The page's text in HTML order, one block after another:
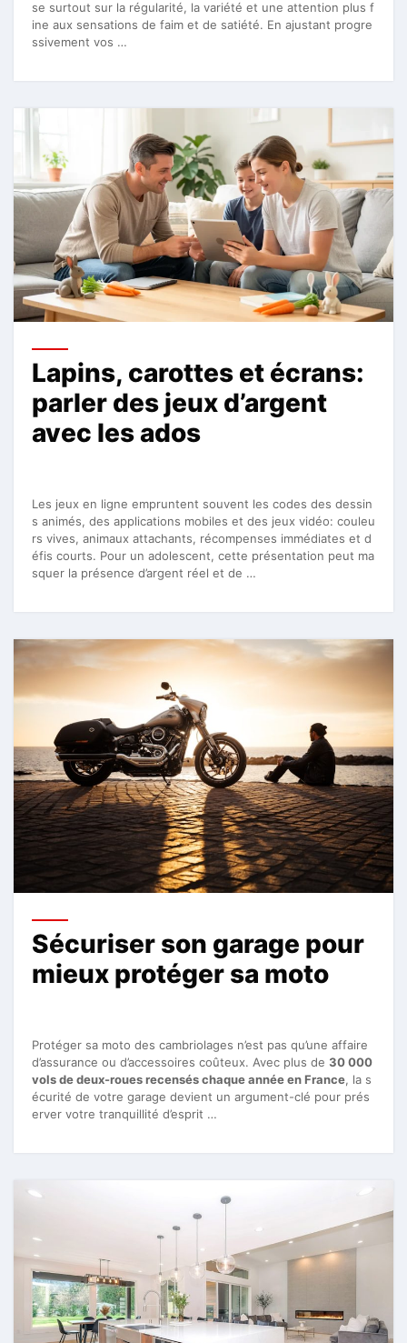
se surtout sur la régularité, la variété et une attention plus f
ine aux sensations de faim et de satiété. En ajustant progre
ssivement vos …
Lapins, carottes et écrans:
parler des jeux d’argent
avec les ados
Les jeux en ligne empruntent souvent les codes des dessin
s animés, des applications mobiles et des jeux vidéo: couleu
rs vives, animaux attachants, récompenses immédiates et d
éfis courts. Pour un adolescent, cette présentation peut ma
squer la présence d’argent réel et de …
Sécuriser son garage pour
mieux protéger sa moto
Protéger sa moto des cambriolages n’est pas qu’une affaire
d’assurance ou d’accessoires coûteux. Avec plus de 30 000
vols de deux-roues recensés chaque année en France, la s
écurité de votre garage devient un argument-clé pour prés
erver votre tranquillité d’esprit …